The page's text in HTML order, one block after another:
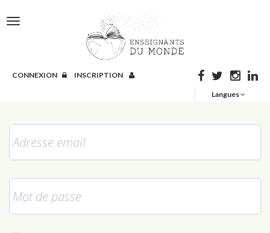
Toggle
CONNEXION INSCRIPTION
Langues
Adresse
email
Mot
de
passe
*